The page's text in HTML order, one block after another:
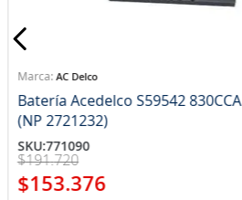
AC Delco
Batería Acedelco S59542 830CCA
(NP 2721232)
SKU:771090
$191.720
$153.376